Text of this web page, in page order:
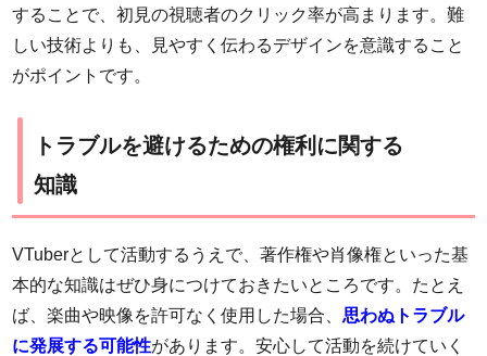
することで、初見の視聴者のクリック率が高まります。難
しい技術よりも、見やすく伝わるデザインを意識すること
がポイントです。
トラブルを避けるための権利に関する
知識
VTuberとして活動するうえで、著作権や肖像権といった基
本的な知識はぜひ身につけておきたいところです。たとえ
ば、楽曲や映像を許可なく使用した場合、思わぬトラブル
に発展する可能性があります。安心して活動を続けていく